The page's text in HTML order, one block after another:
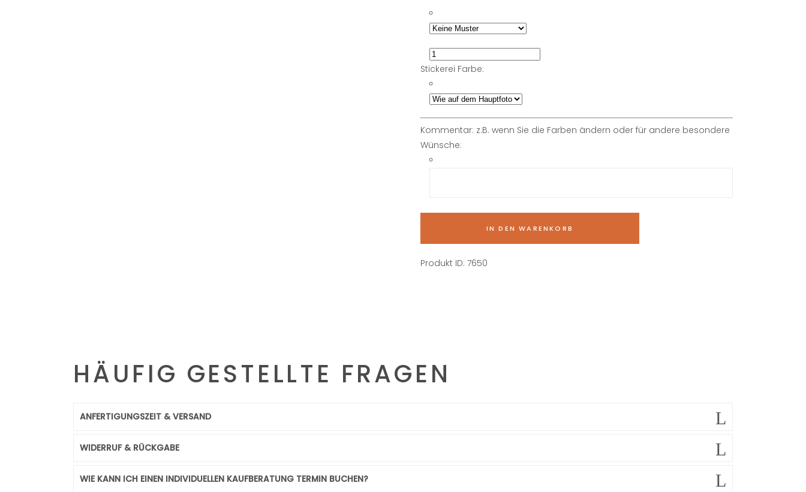
Stickerei Farbe:
Kommentar: z.B. wenn Sie die Farben ändern oder für andere besondere
Wünsche:
IN DEN WARENKORB
Produkt ID: 7650
HÄUFIG GESTELLTE FRAGEN
ANFERTIGUNGSZEIT & VERSAND
WIDERRUF & RÜCKGABE
WIE KANN ICH EINEN INDIVIDUELLEN KAUFBERATUNG TERMIN BUCHEN?